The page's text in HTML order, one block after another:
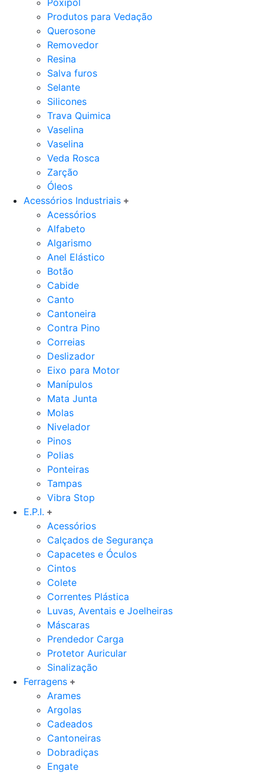
Poxipol
Produtos para Vedação
Querosone
Removedor
Resina
Salva furos
Selante
Silicones
Trava Quimica
Vaselina
Vaselina
Veda Rosca
Zarção
Óleos
Acessórios Industriais
Acessórios
Alfabeto
Algarismo
Anel Elástico
Botão
Cabide
Canto
Cantoneira
Contra Pino
Correias
Deslizador
Eixo para Motor
Manípulos
Mata Junta
Molas
Nivelador
Pinos
Polias
Ponteiras
Tampas
Vibra Stop
E.P.I.
Acessórios
Calçados de Segurança
Capacetes e Óculos
Cintos
Colete
Correntes Plástica
Luvas, Aventais e Joelheiras
Máscaras
Prendedor Carga
Protetor Auricular
Sinalização
Ferragens
Arames
Argolas
Cadeados
Cantoneiras
Dobradiças
Engate